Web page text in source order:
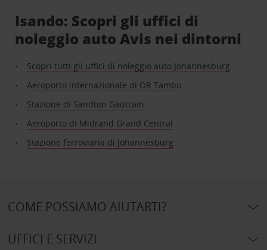
Isando: Scopri gli uffici di
noleggio auto Avis nei dintorni
Scopri tutti gli uffici di noleggio auto Johannesburg
Aeroporto internazionale di OR Tambo
Stazione di Sandton Gautrain
Aeroporto di Midrand Grand Central
Stazione ferroviaria di Johannesburg
COME POSSIAMO AIUTARTI?
UFFICI E SERVIZI